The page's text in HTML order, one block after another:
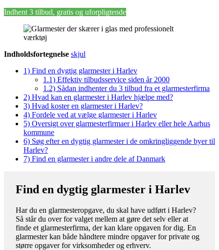
Indhent 3 tilbud, gratis og uforpligtende
Indholdsfortegnelse skjul
1) Find en dygtig glarmester i Harlev
1.1) Effektiv tilbudsservice siden år 2000
1.2) Sådan indhenter du 3 tilbud fra et glarmesterfirma
2) Hvad kan en glarmester i Harlev hjælpe med?
3) Hvad koster en glarmester i Harlev?
4) Fordele ved at vælge glarmester i Harlev
5) Oversigt over glarmesterfirmaer i Harlev eller hele Aarhus
kommune
6) Søg efter en dygtig glarmester i de omkringliggende byer til
Harlev?
7) Find en glarmester i andre dele af Danmark
Find en dygtig glarmester i Harlev
Har du en glarmesteropgave, du skal have udført i Harlev?
Så står du over for valget mellem at gøre det selv eller at
finde et glarmesterfirma, der kan klare opgaven for dig. En
glarmester kan både håndtere mindre opgaver for private og
større opgaver for virksomheder og erhverv.